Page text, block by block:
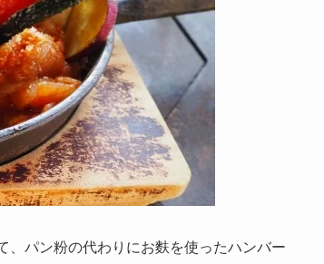
、パン粉の代わりにお麩を使ったハンバー